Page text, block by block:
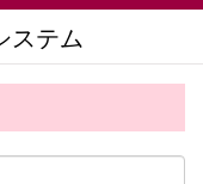
ステム